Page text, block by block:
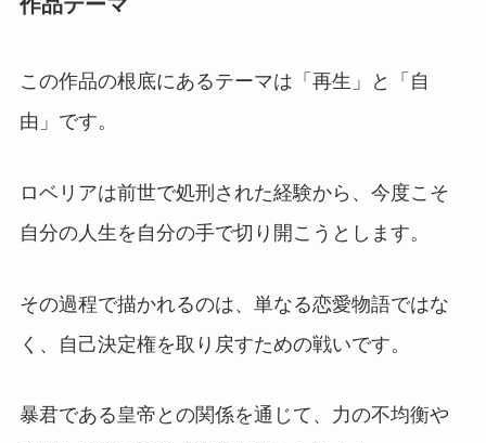
この作品の根底にあるテーマは「再生」と「自
由」です。
ロベリアは前世で処刑された経験から、今度こそ
自分の人生を自分の手で切り開こうとします。
その過程で描かれるのは、単なる恋愛物語ではな
く、自己決定権を取り戻すための戦いです。
暴君である皇帝との関係を通じて、力の不均衡や